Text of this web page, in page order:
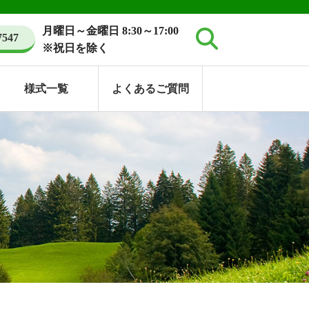
月曜日～金曜日 8:30～17:00
※祝日を除く
様式一覧 よくあるご質問